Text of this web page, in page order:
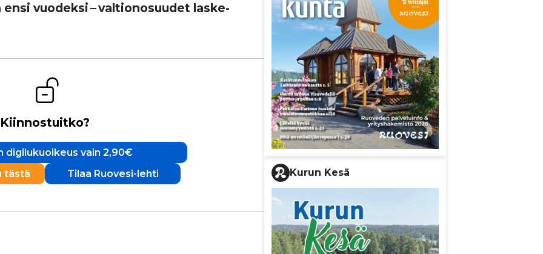
vuodeksi – val­ti­o­no­suu­det las­ke­
Kiinnostuitko?
digilukuoikeus vain 2,90€
tästä
Tilaa Ruovesi-lehti Kurun Kesä